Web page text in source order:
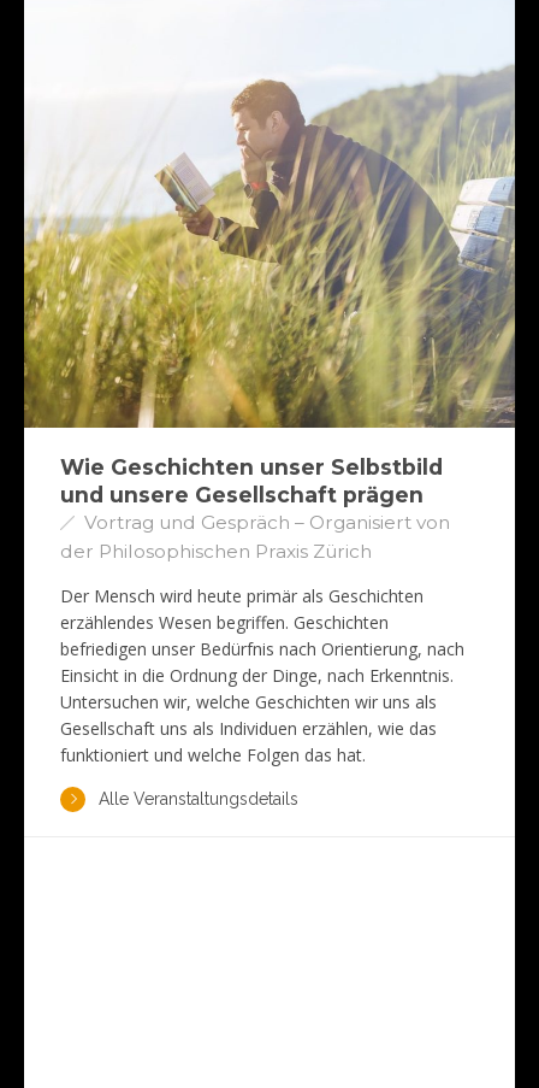
Wie Geschichten unser Selbstbild
und unsere Gesellschaft prägen
Vortrag und Gespräch – Organisiert von
der Philosophischen Praxis Zürich
Der Mensch wird heute primär als Geschichten
erzählendes Wesen begriffen. Geschichten
befriedigen unser Bedürfnis nach Orientierung, nach
Einsicht in die Ordnung der Dinge, nach Erkenntnis.
Untersuchen wir, welche Geschichten wir uns als
Gesellschaft uns als Individuen erzählen, wie das
funktioniert und welche Folgen das hat.
Alle Veranstaltungsdetails